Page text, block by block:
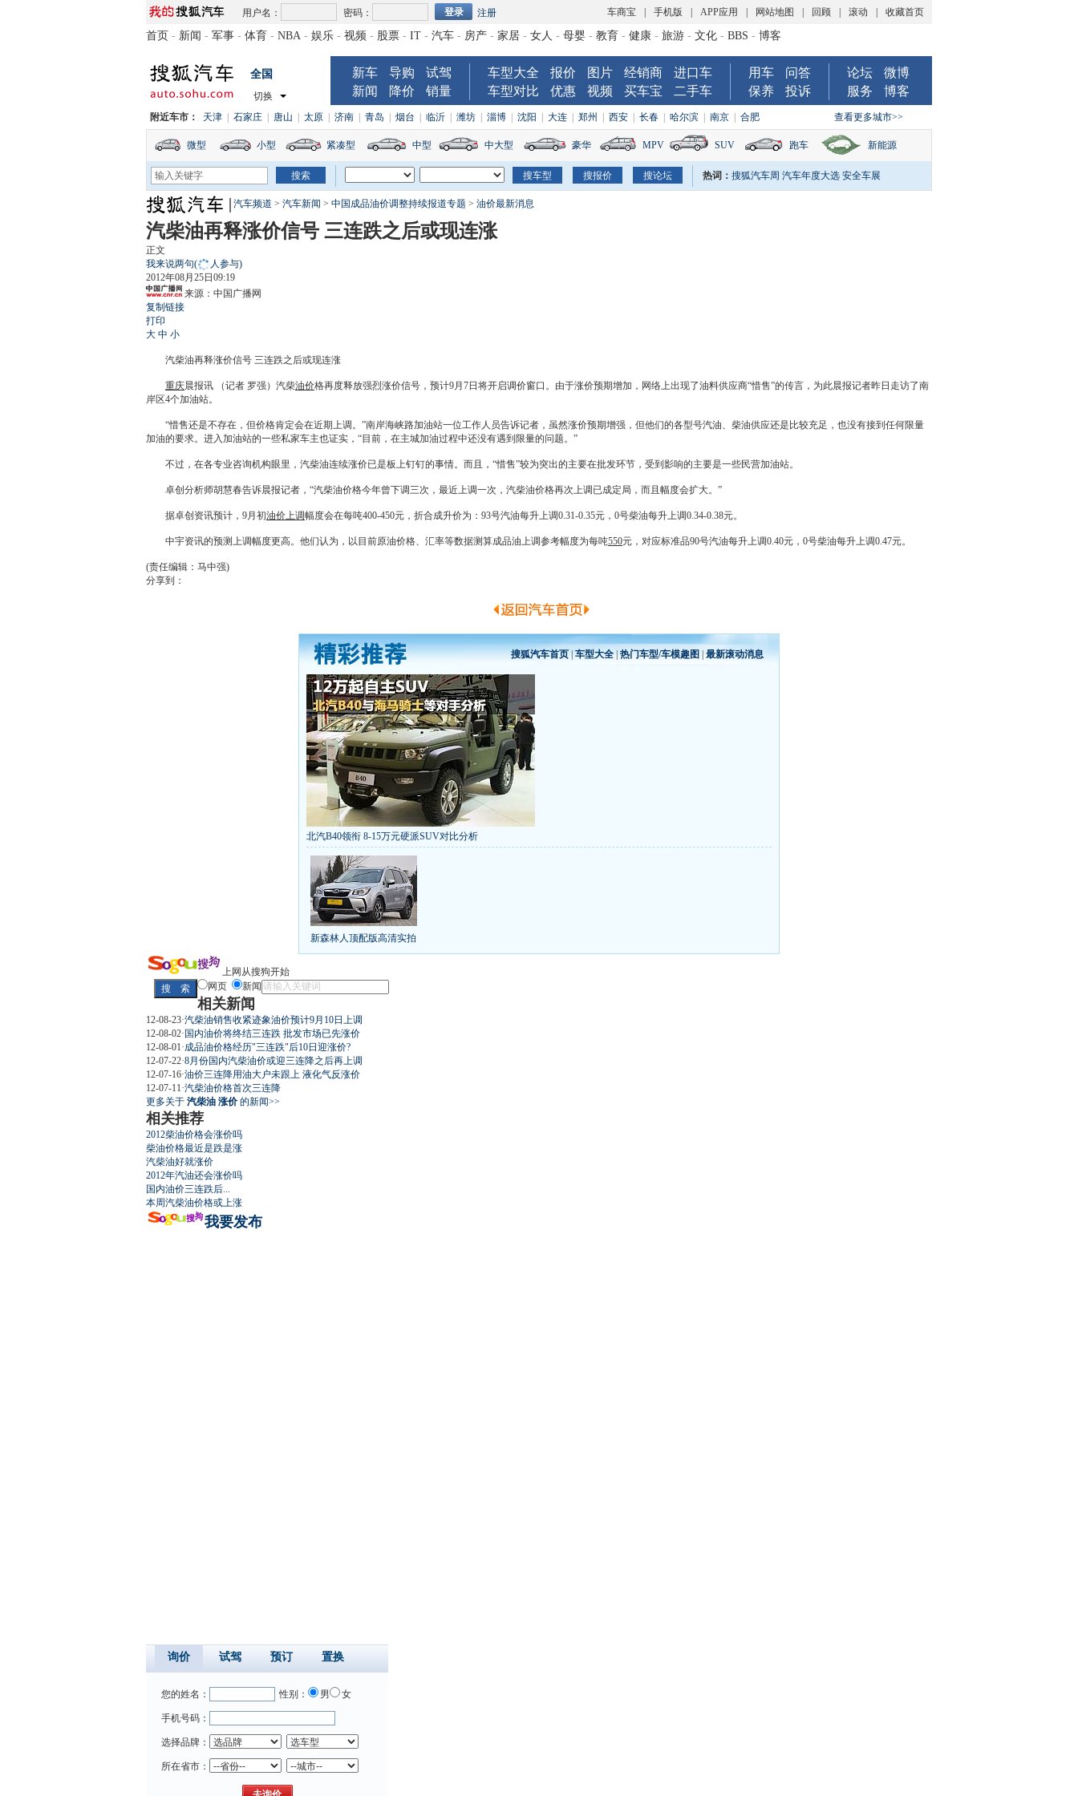
用户名： 密码： 注册 车商宝 手机版 APP应用 网站地图 回顾 滚动 收藏首页
首页 - 新闻 - 军事 - 体育 - NBA - 娱乐 - 视频 - 股票 - IT - 汽车 - 房产 - 家居 - 女人 - 母婴 - 教育 - 健康 - 旅游 - 文化 - BBS - 博客
全国
切换
新车 导购
试驾
新闻
降价 销量
车型大全 报价 图片 经销商
进口车
车型对比
优惠 视频 买车宝 二手车
用车
问答
保养
投诉
论坛
微博
服务
博客
查看更多城市>>
附近车市： 天津 石家庄 唐山 太原 济南 青岛 烟台 临沂 潍坊 淄博 沈阳 大连 郑州 西安 长春 哈尔滨 南京 合肥
微型 小型 紧凑型 中型 中大型 豪华 MPV SUV 跑车 新能源
热词： 搜狐汽车周 汽车年度大选 安全车展
汽车频道 > 汽车新闻 > 中国成品油价调整持续报道专题 > 油价最新消息
汽柴油再释涨价信号 三连跌之后或现连涨
正文
我来说两句(
人参与)
2012年08月25日09:19
来源： 中国广播网
复制链接
打印
大 中 小
汽柴油再释涨价信号 三连跌之后或现连涨
重庆晨报讯 （记者 罗强）汽柴油价格再度释放强烈涨价信号，预计9月7日将开启调价窗口。由于涨价预期增加，网络上出现了油料供应商“惜售”的传言，为此晨报记者昨日走访了南
岸区4个加油站。
“惜售还是不存在，但价格肯定会在近期上调。”南岸海峡路加油站一位工作人员告诉记者，虽然涨价预期增强，但他们的各型号汽油、柴油供应还是比较充足，也没有接到任何限量
加油的要求。进入加油站的一些私家车主也证实，“目前，在主城加油过程中还没有遇到限量的问题。”
不过，在各专业咨询机构眼里，汽柴油连续涨价已是板上钉钉的事情。而且，“惜售”较为突出的主要在批发环节，受到影响的主要是一些民营加油站。
卓创分析师胡慧春告诉晨报记者，“汽柴油价格今年曾下调三次，最近上调一次，汽柴油价格再次上调已成定局，而且幅度会扩大。”
据卓创资讯预计，9月初油价上调幅度会在每吨400-450元，折合成升价为：93号汽油每升上调0.31-0.35元，0号柴油每升上调0.34-0.38元。
中宇资讯的预测上调幅度更高。他们认为，以目前原油价格、汇率等数据测算成品油上调参考幅度为每吨550元，对应标准品90号汽油每升上调0.40元，0号柴油每升上调0.47元。
(责任编辑：马中强)
分享到：
搜狐汽车首页| 车型大全| 热门车型/车模趣图 最新滚动消息
北汽B40领衔 8-15万元硬派SUV对比分析
丰田推八款低价新车 全新RAV4海外售14万
第九代雅阁/本田新小SUV
凯越已跌至8折甩卖 6款合资自主车是真的低价吗？
给中国人争气的热销SUV 全新马自达6：海外卖13万
10万元新车叫板合资 15万买车谁好
长城2013年新SUV规划曝光
全新胜达23日上市 秒杀日系的SUV
大众6万低价车
新森林人顶配版高清实拍
屌丝必看世界末日逃亡车
上网从搜狗开始
网页
新闻
相关新闻
12-08-23·汽柴油销售收紧迹象油价预计9月10日上调
12-08-02·国内油价将终结三连跌 批发市场已先涨价
12-08-01 ·成品油价格经历"三连跌"后10日迎涨价?
12-07-22·8月份国内汽柴油价或迎三连降之后再上调
12-07-16·油价三连降用油大户未跟上 液化气反涨价
12-07-11 ·汽柴油价格首次三连降
更多关于 汽柴油 涨价的新闻>>
相关推荐
2012柴油价格会涨价吗
柴油价格最近是跌是涨
汽柴油好就涨价
2012年汽油还会涨价吗
国内油价三连跌后...
本周汽柴油价格或上涨
我要发布
询价 试驾 预订 置换
您的姓名： 性别： 男 女
手机号码：
选择品牌：
所在省市：